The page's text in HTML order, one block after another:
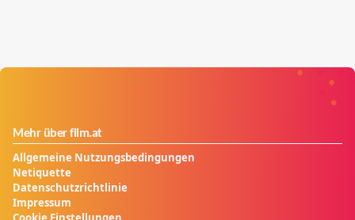
Mehr über film.at
Allgemeine Nutzungsbedingungen
Netiquette
Datenschutzrichtlinie
Impressum